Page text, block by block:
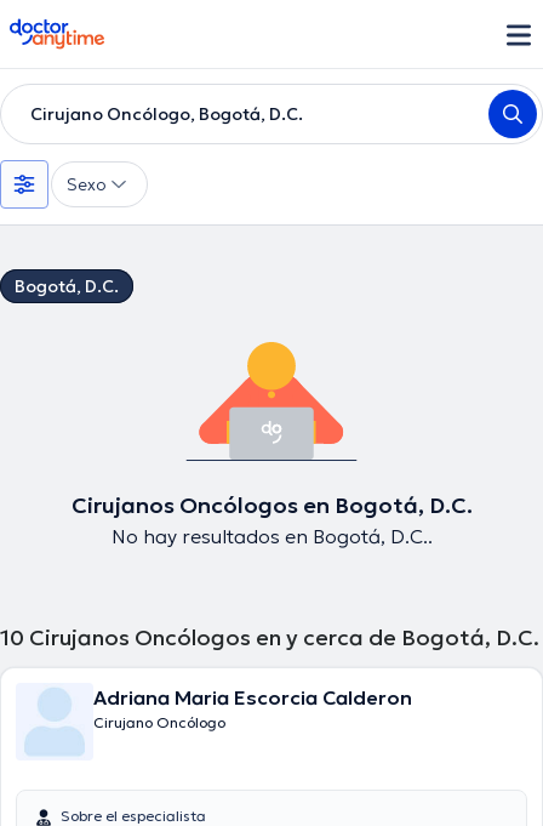
doctoranytime
Cirujano Oncólogo, Bogotá, D.C.
Sexo
Bogotá, D.C.
Cirujanos Oncólogos en Bogotá, D.C.
No hay resultados en Bogotá, D.C..
10 Cirujanos Oncólogos en y cerca de Bogotá, D.C.
Adriana Maria Escorcia Calderon
Cirujano Oncólogo
Sobre el especialista